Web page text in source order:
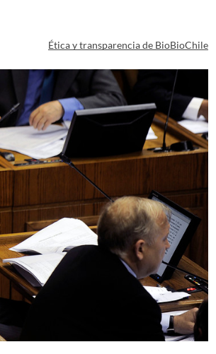
Ética y transparencia de BioBioChile